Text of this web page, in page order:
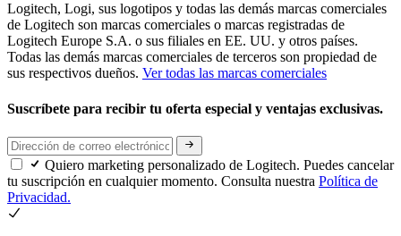
Logitech, Logi, sus logotipos y todas las demás marcas comerciales
de Logitech son marcas comerciales o marcas registradas de
Logitech Europe S.A. o sus filiales en EE. UU. y otros países.
Todas las demás marcas comerciales de terceros son propiedad de
sus respectivos dueños. Ver todas las marcas comerciales
Suscríbete para recibir tu oferta especial y ventajas exclusivas.
Quiero marketing personalizado de Logitech. Puedes cancelar
tu suscripción en cualquier momento. Consulta nuestra Política de
Privacidad.